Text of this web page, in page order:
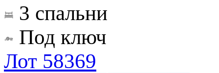
3 спальни
Под ключ
Лот 58369